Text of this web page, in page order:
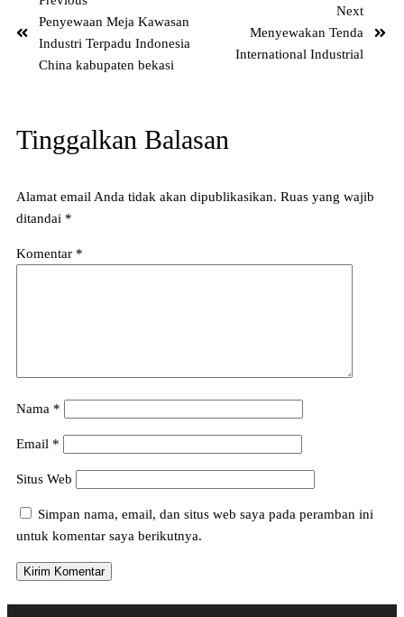
Penyewaan Meja Kawasan
Industri Terpadu Indonesia
China kabupaten bekasi
Next
Menyewakan Tenda
International Industrial
Tinggalkan Balasan
Alamat email Anda tidak akan dipublikasikan. Ruas yang wajib
ditandai *
Komentar *
Nama *
Email *
Situs Web
Simpan nama, email, dan situs web saya pada peramban ini
untuk komentar saya berikutnya.